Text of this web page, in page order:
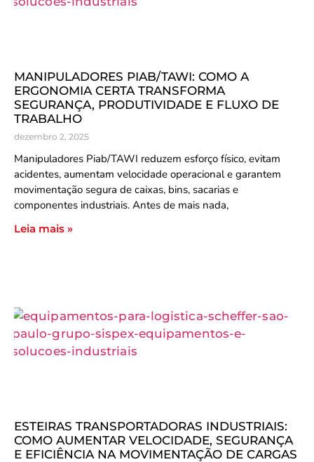
MANIPULADORES PIAB/TAWI: COMO A
ERGONOMIA CERTA TRANSFORMA
SEGURANÇA, PRODUTIVIDADE E FLUXO DE
TRABALHO
dezembro 2, 2025
Manipuladores Piab/TAWI reduzem esforço físico, evitam
acidentes, aumentam velocidade operacional e garantem
movimentação segura de caixas, bins, sacarias e
componentes industriais. Antes de mais nada,
Leia mais »
ESTEIRAS TRANSPORTADORAS INDUSTRIAIS:
COMO AUMENTAR VELOCIDADE, SEGURANÇA
E EFICIÊNCIA NA MOVIMENTAÇÃO DE CARGAS